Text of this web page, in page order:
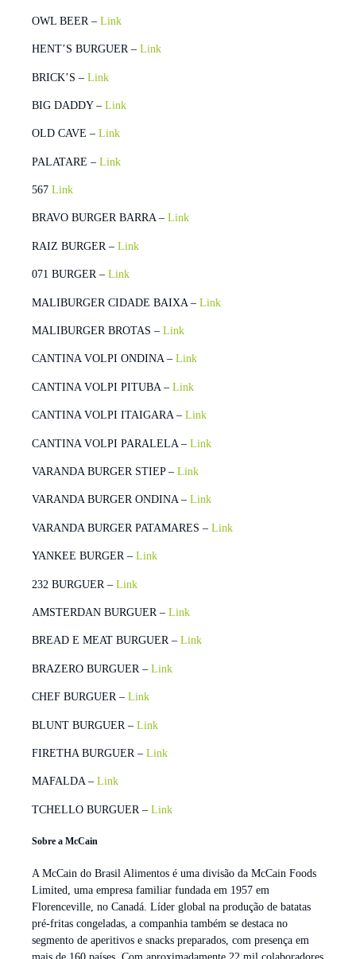
OWL BEER – Link
HENT’S BURGUER – Link
BRICK’S – Link
BIG DADDY – Link
OLD CAVE – Link
PALATARE – Link
567 Link
BRAVO BURGER BARRA – Link
RAIZ BURGER – Link
071 BURGER – Link
MALIBURGER CIDADE BAIXA – Link
MALIBURGER BROTAS – Link
CANTINA VOLPI ONDINA – Link
CANTINA VOLPI PITUBA – Link
CANTINA VOLPI ITAIGARA – Link
CANTINA VOLPI PARALELA – Link
VARANDA BURGER STIEP – Link
VARANDA BURGER ONDINA – Link
VARANDA BURGER PATAMARES – Link
YANKEE BURGER – Link
232 BURGUER – Link
AMSTERDAN BURGUER – Link
BREAD E MEAT BURGUER – Link
BRAZERO BURGUER – Link
CHEF BURGUER – Link
BLUNT BURGUER – Link
FIRETHA BURGUER – Link
MAFALDA – Link
TCHELLO BURGUER – Link
Sobre a McCain
A McCain do Brasil Alimentos é uma divisão da McCain Foods
Limited, uma empresa familiar fundada em 1957 em
Florenceville, no Canadá. Líder global na produção de batatas
pré-fritas congeladas, a companhia também se destaca no
segmento de aperitivos e snacks preparados, com presença em